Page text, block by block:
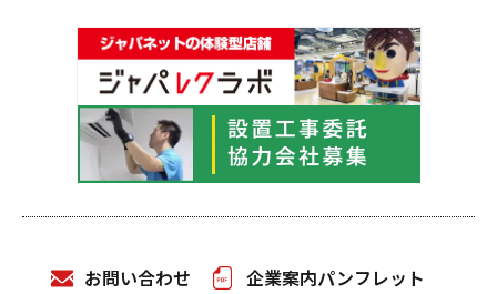
お問い合わせ
企業案内パンフレット